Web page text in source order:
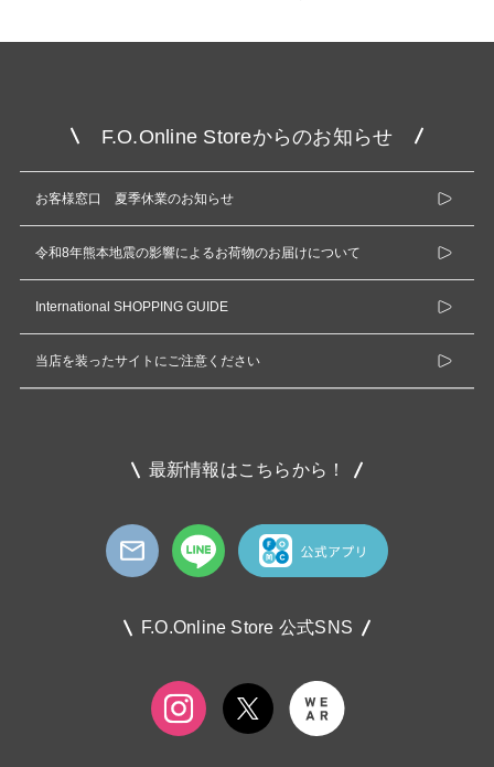
F.O.Online Storeからのお知らせ
お客様窓口 夏季休業のお知らせ
令和8年熊本地震の影響によるお荷物のお届けについて
International SHOPPING GUIDE
当店を装ったサイトにご注意ください
最新情報はこちらから！
F.O.Online Store 公式SNS